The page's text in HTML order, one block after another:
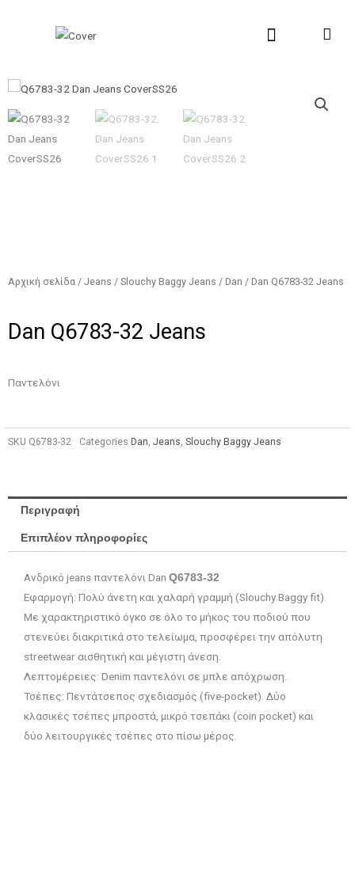
Αρχική σελίδα / Jeans / Slouchy Baggy Jeans / Dan / Dan Q6783-32 Jeans
Dan Q6783-32 Jeans
Παντελόνι
SKU Q6783-32 Categories Dan, Jeans, Slouchy Baggy Jeans
Περιγραφή
Επιπλέον πληροφορίες
Ανδρικό jeans παντελόνι Dan Q6783-32
Εφαρμογή: Πολύ άνετη και χαλαρή γραμμή (Slouchy Baggy fit).
Με χαρακτηριστικό όγκο σε όλο το μήκος του ποδιού που
στενεύει διακριτικά στο τελείωμα, προσφέρει την απόλυτη
streetwear αισθητική και μέγιστη άνεση.
Λεπτομέρειες: Denim παντελόνι σε μπλε απόχρωση.
Τσέπες: Πεντάτσεπος σχεδιασμός (five-pocket). Δύο
κλασικές τσέπες μπροστά, μικρό τσεπάκι (coin pocket) και
δύο λειτουργικές τσέπες στο πίσω μέρος.